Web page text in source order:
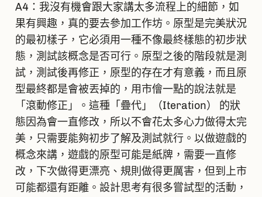
A4：我沒有機會跟大家講太多流程上的細節，如
果有興趣，真的要去參加工作坊。原型是完美狀況
的最初樣子，它必須用一種不像最終樣態的初步狀
態，測試該概念是否可行。原型之後的階段就是測
試，測試後再修正，原型的存在才有意義，而且原
型最終都是會被丟掉的，用市儈一點的說法就是
「滾動修正」。這種「疊代」（Iteration） 的狀
態因為會一直修改，所以不會花太多心力做得太完
美，只需要能夠初步了解及測試就行。以做遊戲的
概念來講，遊戲的原型可能是紙牌，需要一直修
改，下次做得更漂亮、規則做得更厲害，但到上市
可能都還有距離。設計思考有很多嘗試型的活動，